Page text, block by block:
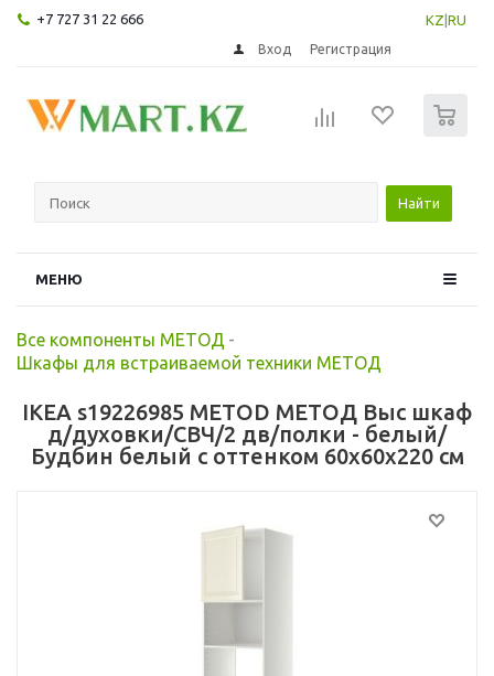
+7 727 31 22 666 KZ RU
Вход Регистрация
Найти
МЕНЮ
Все компоненты МЕТОД -
Шкафы для встраиваемой техники МЕТОД
IKEA s19226985 METOD МЕТОД Выс шкаф
д/духовки/СВЧ/2 дв/полки - белый/
Будбин белый с оттенком 60x60x220 см